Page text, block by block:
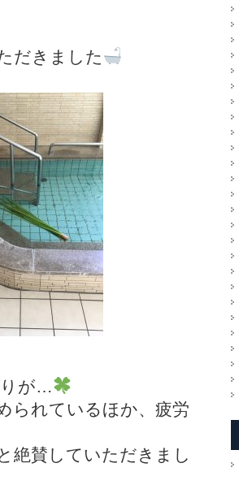
だきました
りが…
られているほか、疲労
絶賛していただきまし